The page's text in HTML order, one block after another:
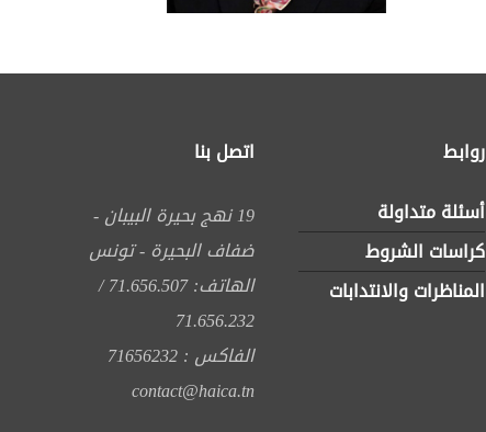
روابط
أسئلة متداولة
كراسات الشروط
المناظرات والانتدابات
اتصل بنا
19 نهج بحيرة البيبان -
ضفاف البحيرة - تونس
الهاتف: 71.656.507 /
71.656.232
الفاكس : 71656232
contact@haica.tn